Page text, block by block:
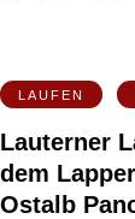
LAUFEN
Lauterner
dem
Ostalb